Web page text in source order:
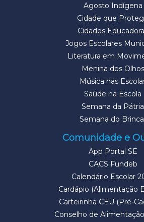
Agosto Indígena
Cidade que
Cidades
Jogos Escolares
Literatura em
Menina dos Olhos
Música nas
Saúde na Escola
Semana da Pátria
Semana do
Comunidade e
App Portal SE
CACS Fundeb
Calendário Escolar
Cardápio (Alimentação
Carteirinha CEU (Pré-
Conselho de